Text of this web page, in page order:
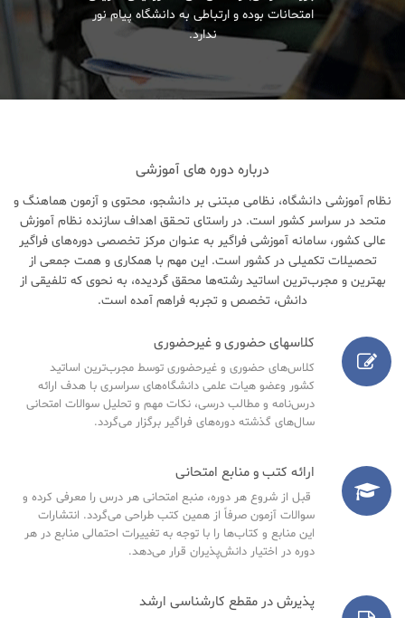
امتحانات بوده و ارتباطی به دانشگاه پیام نور
ندارد.
درباره دوره های آموزشی
نظام آموزشی دانشگاه، نظامی مبتنی بر دانشجو، محتوی و آزمون هماهنگ و
متحد در سراسر کشور است. در راستای تحـقق اهداف سازنده نظام آموزش
عالی کشور، سامانه آموزشی فراگیر به عنـوان مرکز تخصصی دوره‌های فراگیر
تحصیلات تکمیلی در کشور است. این مهم با همکاری و همت جمعی از
بهترین و مجرب‌ترین اساتید رشته‌ها محقق گردیده، به نحوی که تلفیقی از
دانش، تخصص و تجربه فراهم آمده است.
کلاسهای حضوری و غیرحضوری
کلاس‌های حضوری و غیرحضوری توسط مجرب‌ترین اساتید
کشور وعضو هیات علمی دانشگاه‌های سراسری با هدف ارائه
درس‌نامه‌ و مطالب درسی، نکات مهم و تحلیل سوالات امتحانی
سال‌های گذشته دوره‌های فراگیر برگزار می‌گردد.
ارائه کتب و منابع امتحانی
قبل از شروع هر دوره، منبع امتحانی هر درس را معرفی کرده و
سوالات آزمون صرفاً از همین کتب طراحی می‌گردد. انتشارات
این منابع و کتاب‌ها را با توجه به تغییرات احتمالی منابع در هر
دوره در اختیار دانش‌پذیران قرار می‌دهد.
پذیرش در مقطع کارشناسی ارشد